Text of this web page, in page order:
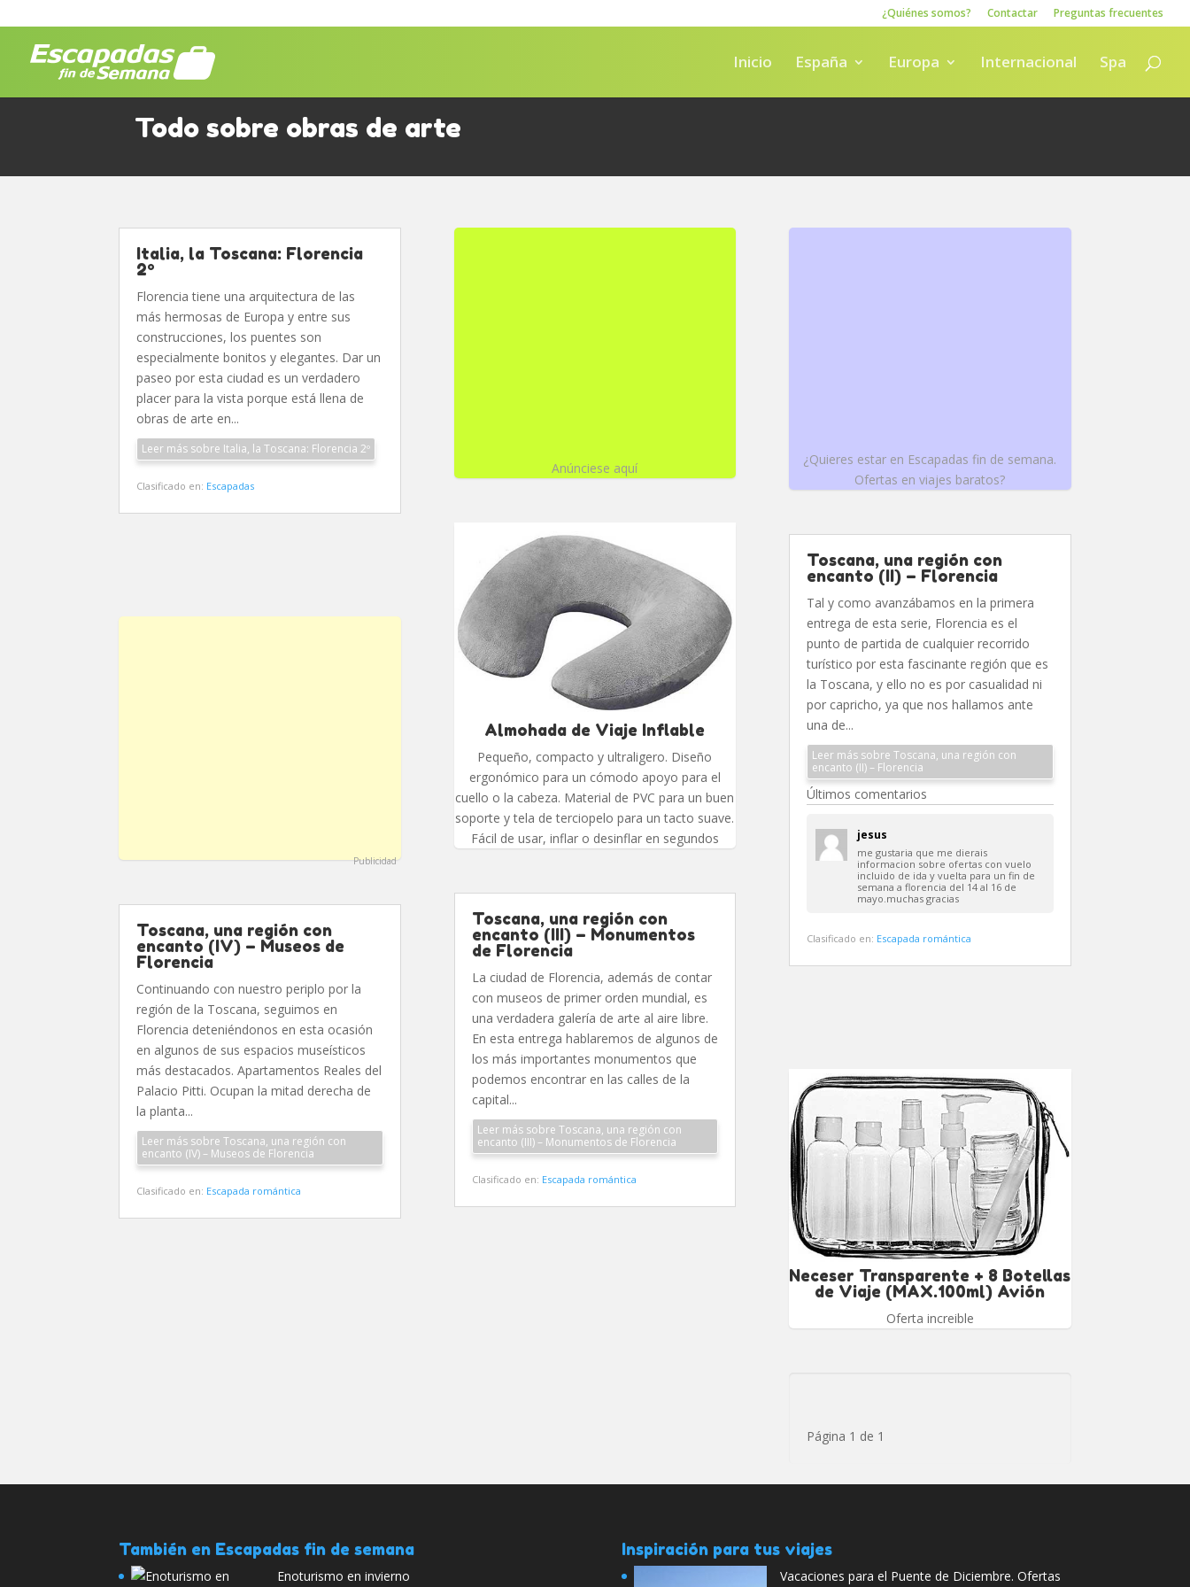
¿Quiénes somos? Contactar Preguntas frecuentes
Inicio España Europa Internacional Spa
Todo sobre obras de arte
Italia, la Toscana: Florencia
2º
Florencia tiene una arquitectura de las
más hermosas de Europa y entre sus
construcciones, los puentes son
especialmente bonitos y elegantes. Dar un
paseo por esta ciudad es un verdadero
placer para la vista porque está llena de
obras de arte en...
Leer más sobre Italia, la Toscana: Florencia 2º
Clasificado en: Escapadas
Publicidad
Toscana, una región con
encanto (IV) – Museos de
Florencia
Continuando con nuestro periplo por la
región de la Toscana, seguimos en
Florencia deteniéndonos en esta ocasión
en algunos de sus espacios museísticos
más destacados. Apartamentos Reales del
Palacio Pitti. Ocupan la mitad derecha de
la planta...
Leer más sobre Toscana, una región con
encanto (IV) – Museos de Florencia
Clasificado en: Escapada romántica
Anúnciese aquí
Almohada de Viaje Inflable
Pequeño, compacto y ultraligero. Diseño
ergonómico para un cómodo apoyo para el
cuello o la cabeza. Material de PVC para un buen
soporte y tela de terciopelo para un tacto suave.
Fácil de usar, inflar o desinflar en segundos
Toscana, una región con
encanto (III) – Monumentos
de Florencia
La ciudad de Florencia, además de contar
con museos de primer orden mundial, es
una verdadera galería de arte al aire libre.
En esta entrega hablaremos de algunos de
los más importantes monumentos que
podemos encontrar en las calles de la
capital...
Leer más sobre Toscana, una región con
encanto (III) – Monumentos de Florencia
Clasificado en: Escapada romántica
¿Quieres estar en Escapadas fin de semana.
Ofertas en viajes baratos?
Toscana, una región con
encanto (II) – Florencia
Tal y como avanzábamos en la primera
entrega de esta serie, Florencia es el
punto de partida de cualquier recorrido
turístico por esta fascinante región que es
la Toscana, y ello no es por casualidad ni
por capricho, ya que nos hallamos ante
una de...
Leer más sobre Toscana, una región con
encanto (II) – Florencia
Últimos comentarios
jesus
me gustaria que me dierais
informacion sobre ofertas con vuelo
incluido de ida y vuelta para un fin de
semana a florencia del 14 al 16 de
mayo.muchas gracias
Clasificado en: Escapada romántica
Neceser Transparente + 8 Botellas
de Viaje (MAX.100ml) Avión
Oferta increible
Página 1 de 1
También en Escapadas fin de semana
Enoturismo en invierno
Inspiración para tus viajes
Vacaciones para el Puente de Diciembre. Ofertas